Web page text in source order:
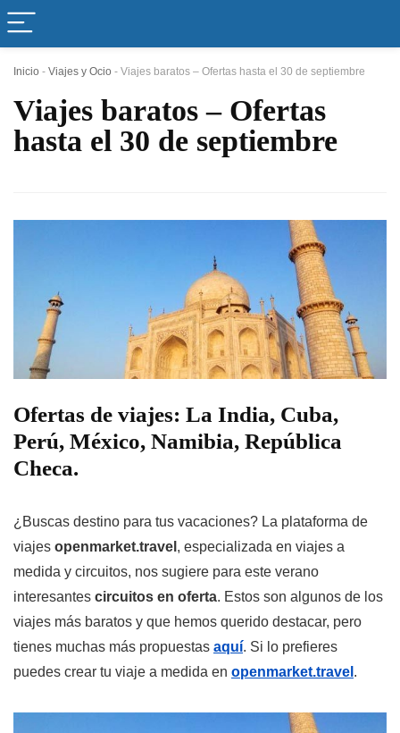
Inicio - Viajes y Ocio - Viajes baratos – Ofertas hasta el 30 de septiembre
Viajes baratos – Ofertas
hasta el 30 de septiembre
Ofertas de viajes: La India, Cuba,
Perú, México, Namibia, República
Checa.
¿Buscas destino para tus vacaciones? La plataforma de
viajes openmarket.travel , especializada en viajes a
medida y circuitos, nos sugiere para este verano
interesantes circuitos en oferta. Estos son algunos de los
viajes más baratos y que hemos querido destacar, pero
tienes muchas más propuestas aquí. Si lo prefieres
puedes crear tu viaje a medida en openmarket.travel .